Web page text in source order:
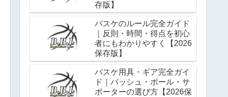
存版】
バスケのルール完全ガイド
｜反則・時間・得点を初心
者にもわかりやすく【2026
保存版】
バスケ用具・ギア完全ガイ
ド｜バッシュ・ボール・サ
ポーターの選び方【2026保